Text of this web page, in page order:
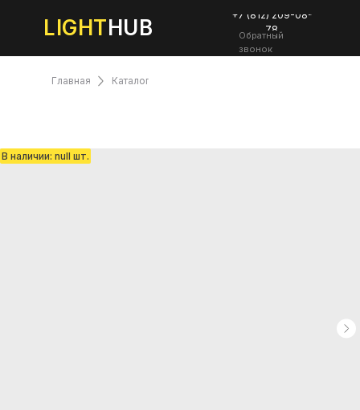
LIGHTHUB
+7 (812) 209-08-
78
Обратный
звонок
Каталог
Главная